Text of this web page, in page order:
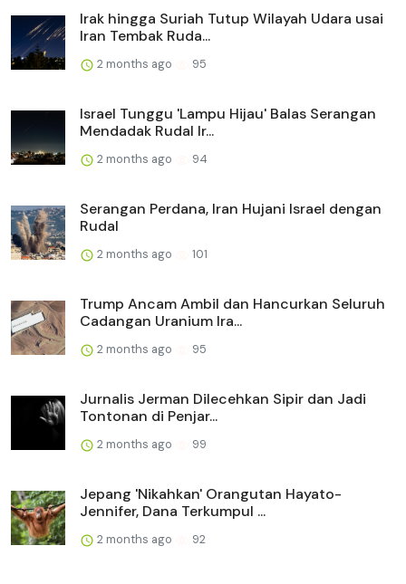
Irak hingga Suriah Tutup Wilayah Udara usai
Iran Tembak Ruda...
2 months ago 95
Israel Tunggu 'Lampu Hijau' Balas Serangan
Mendadak Rudal Ir...
2 months ago 94
Serangan Perdana, Iran Hujani Israel dengan
Rudal
2 months ago 101
Trump Ancam Ambil dan Hancurkan Seluruh
Cadangan Uranium Ira...
2 months ago 95
Jurnalis Jerman Dilecehkan Sipir dan Jadi
Tontonan di Penjar...
2 months ago 99
Jepang 'Nikahkan' Orangutan Hayato-
Jennifer, Dana Terkumpul ...
2 months ago 92